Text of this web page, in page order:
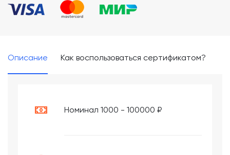
Описание Как воспользоваться сертификатом?
Номинал 1000 - 100000 ₽